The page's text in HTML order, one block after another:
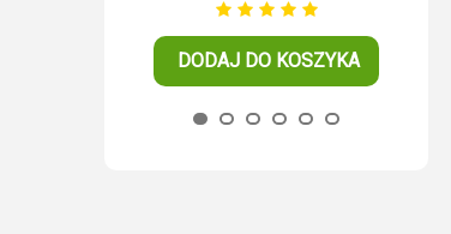
DODAJ DO KOSZYKA